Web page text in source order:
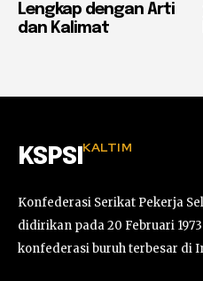
Lengkap dengan Arti
dan Kalimat
KSPSI KALTIM
Konfederasi Serikat Pekerja
didirikan pada 20 Februari
konfederasi buruh terbesar di